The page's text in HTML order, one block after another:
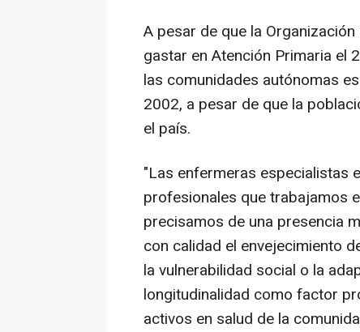
A pesar de que la
gastar en Atención Primaria el
las comunidades autónomas
2002, a pesar de que la
el país.
"Las enfermeras especialistas
profesionales que trabajamos
precisamos de una presencia
con calidad el envejecimiento
la vulnerabilidad social o la
longitudinalidad como factor
activos en salud de la